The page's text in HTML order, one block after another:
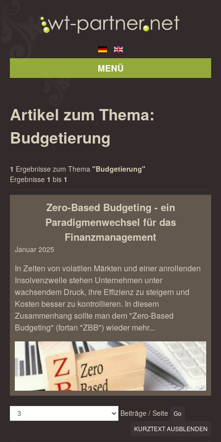
MENÜ
Artikel zum Thema:
Budgetierung
1 Ergebnisse zum Thema "Budgetierung"
Ergebnisse 1 bis 1
Zero-Based Budgeting - ein
Paradigmenwechsel für das
Finanzmanagement
Januar 2025
In Zeiten von volatilen Märkten und einer anrollenden
Insolvenzwelle stehen Unternehmen unter
wachsendem Druck, ihre Effizienz zu steigern und
Kosten besser zu kontrollieren. In diesem
Zusammenhang sollte man dem "Zero-Based
Budgeting" (fortan "ZBB") wieder mehr...
Beiträge / Seite
KURZTEXT AUSBLENDEN